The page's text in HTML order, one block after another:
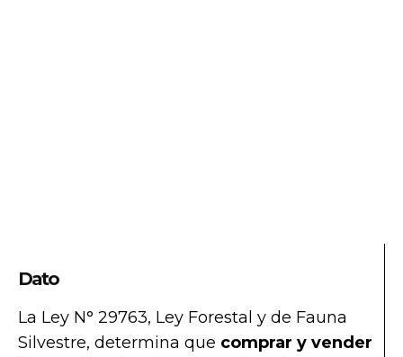
Dato
La Ley N° 29763, Ley Forestal y de Fauna
Silvestre, determina que comprar y vender